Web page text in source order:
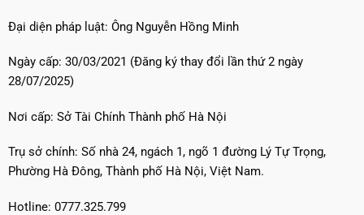
Đại diện pháp luật: Ông Nguyễn Hồng Minh
Ngày cấp: 30/03/2021 (Đăng ký thay đổi lần thứ 2 ngày
28/07/2025)
Nơi cấp: Sở Tài Chính Thành phố Hà Nội
Trụ sở chính: Số nhà 24, ngách 1, ngõ 1 đường Lý Tự Trọng,
Phường Hà Đông, Thành phố Hà Nội, Việt Nam.
Hotline: 0777.325.799